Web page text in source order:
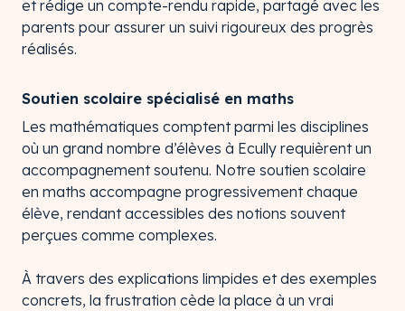
et rédige un compte-rendu rapide, partagé avec les
parents pour assurer un suivi rigoureux des progrès
réalisés.
Soutien scolaire spécialisé en maths
Les mathématiques comptent parmi les disciplines
où un grand nombre d’élèves à Ecully requièrent un
accompagnement soutenu. Notre soutien scolaire
en maths accompagne progressivement chaque
élève, rendant accessibles des notions souvent
perçues comme complexes.
À travers des explications limpides et des exemples
concrets, la frustration cède la place à un vrai